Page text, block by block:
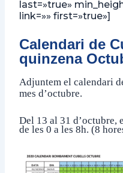
last=»true»
link=»» first=»true»]
Calendari de
quinzena
Adjuntem el calendari
mes d’octubre.
Del 13 al 31 d’octubre,
de les 0 a les 8h. (8